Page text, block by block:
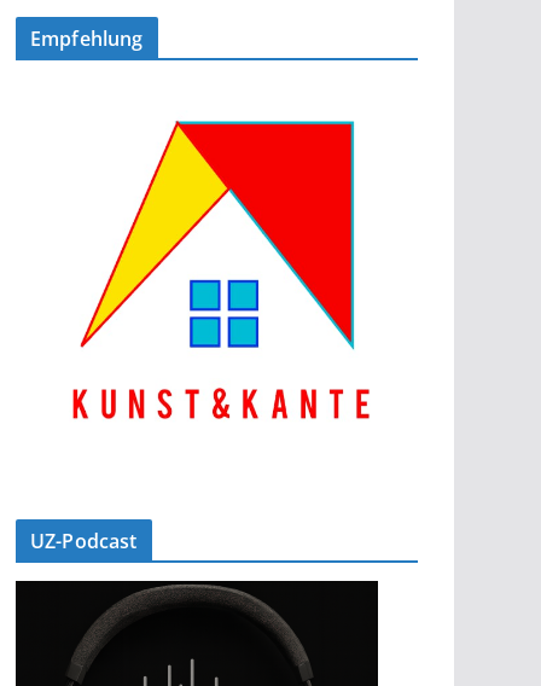
Empfehlung
UZ-Podcast